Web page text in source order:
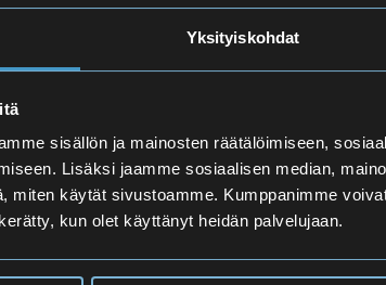
Yksityiskohdat
sisällön ja mainosten räätälöimiseen,
Lisäksi jaamme sosiaalisen median,
miten käytät sivustoamme. Kumppanimme
kun olet käyttänyt heidän palvelujaan.
Lukio
Lukio
Peruskoulu
050 417 6945
Tuva
09 4542 2743